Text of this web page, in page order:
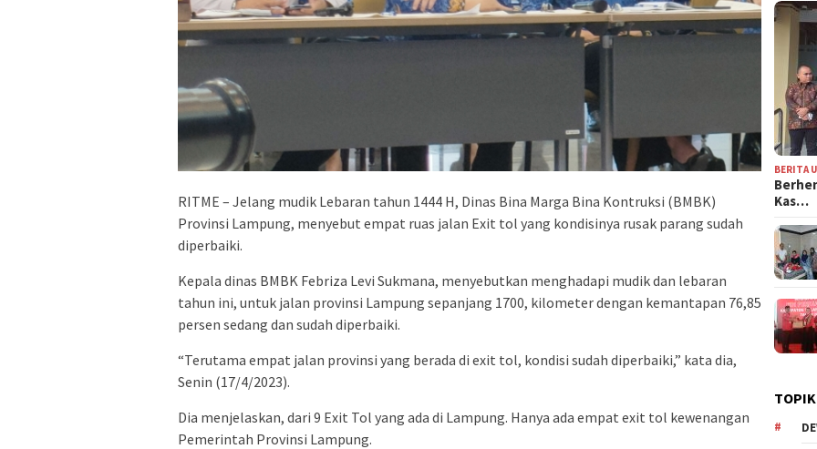
RITME – Jelang mudik Lebaran tahun 1444 H, Dinas Bina Marga Bina Kontruksi (BMBK)
Provinsi Lampung, menyebut empat ruas jalan Exit tol yang kondisinya rusak parang sudah
diperbaiki.
Kepala dinas BMBK Febriza Levi Sukmana, menyebutkan menghadapi mudik dan lebaran
tahun ini, untuk jalan provinsi Lampung sepanjang 1700, kilometer dengan kemantapan 76,85
persen sedang dan sudah diperbaiki.
“Terutama empat jalan provinsi yang berada di exit tol, kondisi sudah diperbaiki,” kata dia,
Senin (17/4/2023).
Dia menjelaskan, dari 9 Exit Tol yang ada di Lampung. Hanya ada empat exit tol kewenangan
Pemerintah Provinsi Lampung.
BERITA
Kas…